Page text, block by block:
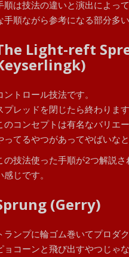
順は技法の違いと演出によっ
手順ながら参考になる部分多い
Light-reft
ントロール技法です。
プレッドを閉じたら終わります
のコンセプトは有名なバリエ
ってるやつがあってやばいなと
の技法使った手順が2つ解説
感じです。
(Gerry)
ランプに輪ゴム巻いてプロダ
ョコーンと飛び出すやつじゃ